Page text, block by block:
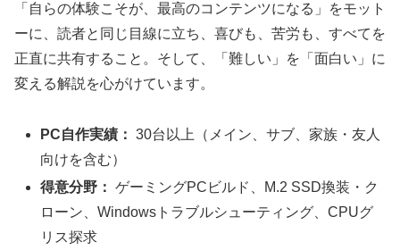
「自らの体験こそが、最高のコンテンツになる」をモット
ーに、読者と同じ目線に立ち、喜びも、苦労も、すべてを
正直に共有すること。そして、「難しい」を「面白い」に
変える解説を心がけています。
PC自作実績： 30台以上（メイン、サブ、家族・友人
向けを含む）
得意分野： ゲーミングPCビルド、M.2 SSD換装・ク
ローン、Windowsトラブルシューティング、CPUグ
リス探求